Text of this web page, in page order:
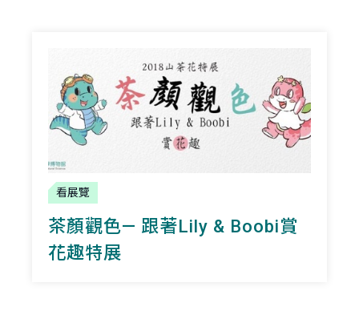
看展覽
茶顏觀色— 跟著Lily & Boobi賞
花趣特展